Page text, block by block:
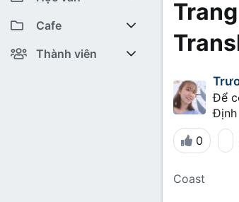
Featured content
Bài viết mới
Tiktok
Trại sáng tác
Liên hệ BTC
Lớp 12
Lớp 11
Cafe
Cafe Văn chương
Thành viên
Để
Định
0
Coast